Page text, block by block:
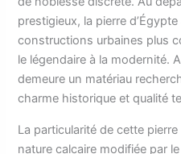
prestigieux, la pierre
constructions urbaines plus
le légendaire à la modernité.
demeure un matériau
charme historique et qualité
La particularité de cette
nature calcaire modifiée par